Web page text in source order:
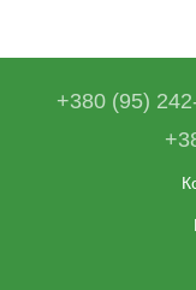
+380 (95)